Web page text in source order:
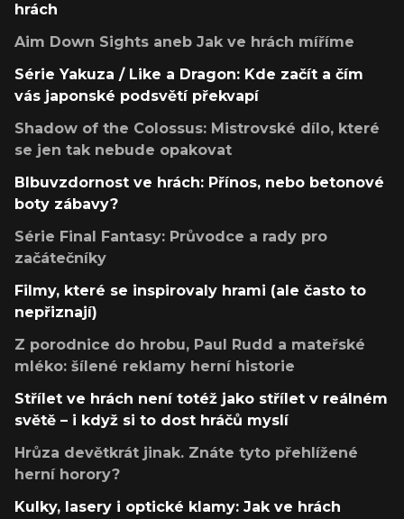
hrách
Aim Down Sights aneb Jak ve hrách míříme
Série Yakuza / Like a Dragon: Kde začít a čím
vás japonské podsvětí překvapí
Shadow of the Colossus: Mistrovské dílo, které
se jen tak nebude opakovat
Blbuvzdornost ve hrách: Přínos, nebo betonové
boty zábavy?
Série Final Fantasy: Průvodce a rady pro
začátečníky
Filmy, které se inspirovaly hrami (ale často to
nepřiznají)
Z porodnice do hrobu, Paul Rudd a mateřské
mléko: šílené reklamy herní historie
Střílet ve hrách není totéž jako střílet v reálném
světě – i když si to dost hráčů myslí
Hrůza devětkrát jinak. Znáte tyto přehlížené
herní horory?
Kulky, lasery i optické klamy: Jak ve hrách